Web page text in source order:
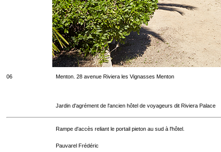
06 Menton. 28 avenue Riviera les Vignasses Menton
Jardin d'agrément de l'ancien hôtel de voyageurs dit Riviera Palace
Rampe d'accès reliant le portail pieton au sud à l'hôtel.
Pauvarel Frédéric